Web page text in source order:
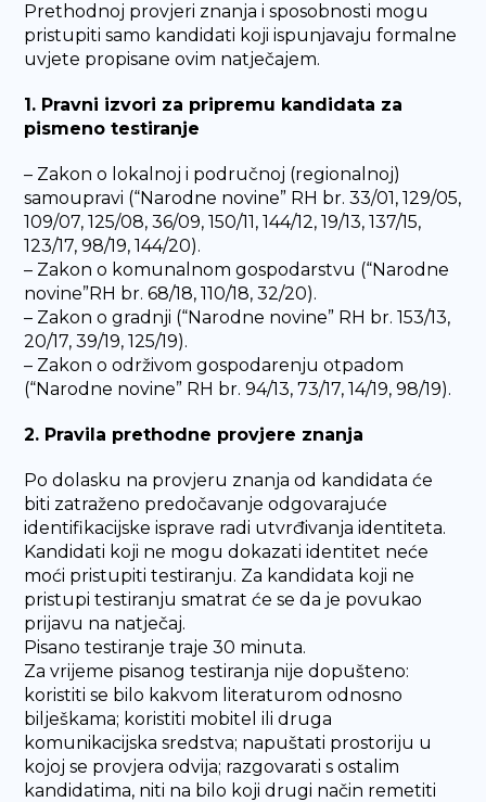
Prethodnoj provjeri znanja i sposobnosti mogu
pristupiti samo kandidati koji ispunjavaju formalne
uvjete propisane ovim natječajem.
1. Pravni izvori za pripremu kandidata za
pismeno testiranje
– Zakon o lokalnoj i područnoj (regionalnoj)
samoupravi (“Narodne novine” RH br. 33/01, 129/05,
109/07, 125/08, 36/09, 150/11, 144/12, 19/13, 137/15,
123/17, 98/19, 144/20).
– Zakon o komunalnom gospodarstvu (“Narodne
novine”RH br. 68/18, 110/18, 32/20).
– Zakon o gradnji (“Narodne novine” RH br. 153/13,
20/17, 39/19, 125/19).
– Zakon o održivom gospodarenju otpadom
(“Narodne novine” RH br. 94/13, 73/17, 14/19, 98/19).
2. Pravila prethodne provjere znanja
Po dolasku na provjeru znanja od kandidata će
biti zatraženo predočavanje odgovarajuće
identifikacijske isprave radi utvrđivanja identiteta.
Kandidati koji ne mogu dokazati identitet neće
moći pristupiti testiranju. Za kandidata koji ne
pristupi testiranju smatrat će se da je povukao
prijavu na natječaj.
Pisano testiranje traje 30 minuta.
Za vrijeme pisanog testiranja nije dopušteno:
koristiti se bilo kakvom literaturom odnosno
bilješkama; koristiti mobitel ili druga
komunikacijska sredstva; napuštati prostoriju u
kojoj se provjera odvija; razgovarati s ostalim
kandidatima, niti na bilo koji drugi način remetiti